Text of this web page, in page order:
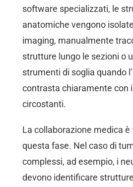
software specializzati, le
anatomiche vengono
imaging, manualmente
strutture lungo le sezioni o
strumenti di soglia quando
contrasta chiaramente con
circostanti.
La collaborazione medica
questa fase. Nel caso di
complessi, ad esempio, i
devono identificare